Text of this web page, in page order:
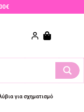
για σχηματισμό